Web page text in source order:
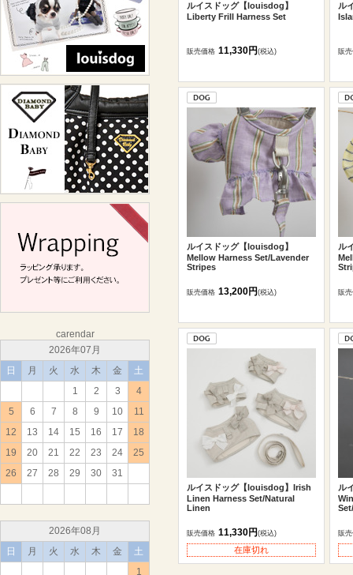
carendar
2026年07月
日
月 火 水 木 金
土
1
2 3
4
5
6 7 8 9 10
11
12
13 14 15 16 17
18
19
20 21 22 23 24
25
26
27 28 29 30 31
2026年08月
日
月 火 水 木 金
土
1
ルイスドッグ【louisdog】
Liberty Frill Harness Set
販売価格 11,330円(税込)
ル
販
ルイスドッグ【louisdog】
Mellow Harness Set/Lavender
Stripes
販売価格 13,200円(税込)
ル
販
ルイスドッグ【louisdog】Irish
Linen Harness Set/Natural
Linen
販売価格 11,330円(税込)
在庫切れ
ル
販